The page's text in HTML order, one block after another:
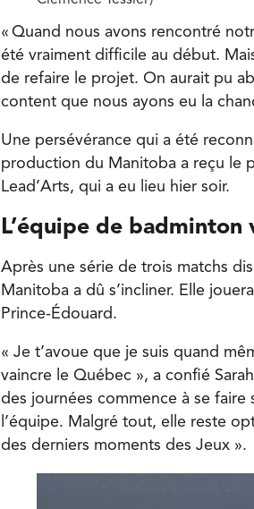
« Quand nous avons rencontré
été vraiment difficile au début.
de refaire le projet. On aurait pu
content que nous ayons eu la
Une persévérance qui a été
production du Manitoba a reçu le
Lead’Arts, qui a eu lieu hier soir.
L’équipe de
Après une série de trois matchs
Manitoba a dû s’incliner. Elle
Prince-Édouard.
« Je t’avoue que je suis quand
vaincre le Québec », a confié
des journées commence à se
l’équipe. Malgré tout, elle reste
des derniers moments des Jeux ».